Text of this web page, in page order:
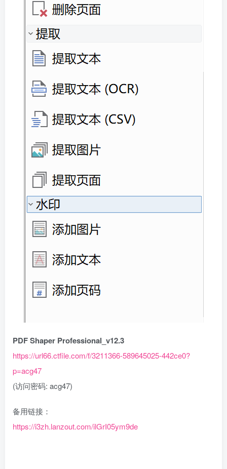
PDF Shaper Professional_v12.3
https://url66.ctfile.com/f/3211366-589645025-442ce0?
p=acg47
(访问密码: acg47)
备用链接：
https://i3zh.lanzout.com/ilGrI05ym9de